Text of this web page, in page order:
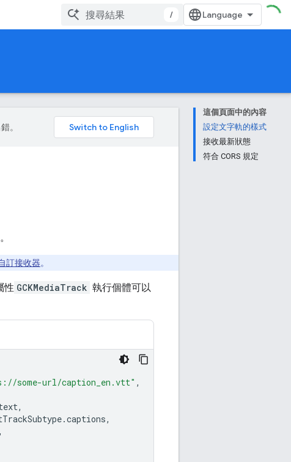
/
這個頁面中的內容
設定文字軌的樣式
接收最新狀態
符合 CORS 規定
。
訂接收器。
性 GCKMediaTrack 執行個體可以
some-url/caption_en.vtt" ,
,
.captions,
,